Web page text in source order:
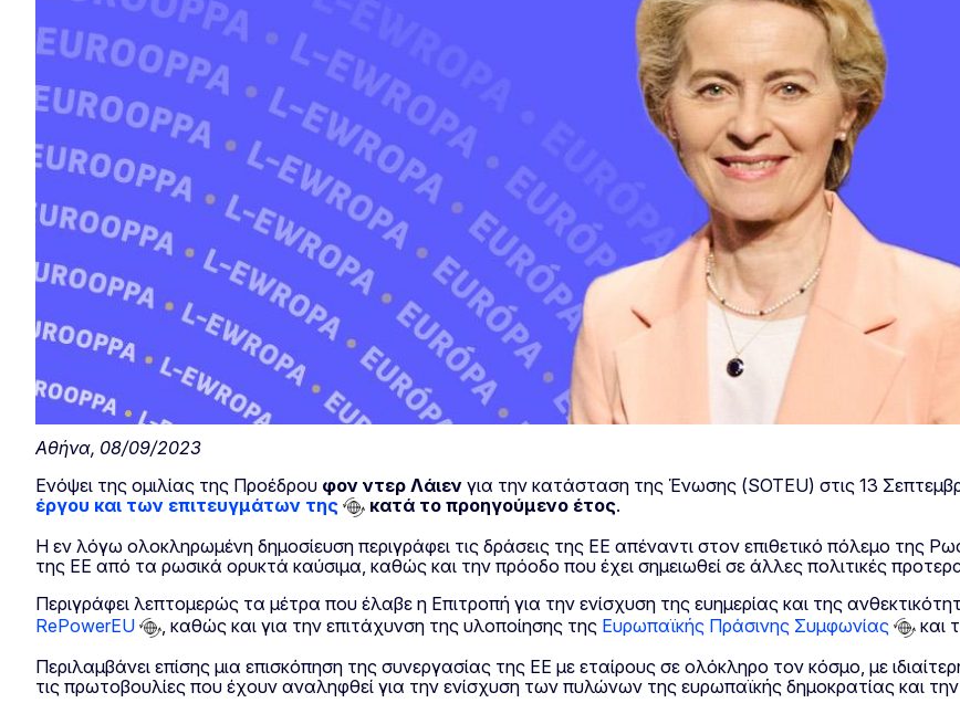
Αθήνα, 08/09/2023
Ενόψει της ομιλίας της Προέδρου φον ντερ Λάιεν για την κατάσταση της Ένωσης (SOTEU) στις 13
έργου και των επιτευγμάτων της
κατά το προηγούμενο έτος.
Η εν λόγω ολοκληρωμένη δημοσίευση περιγράφει τις δράσεις της ΕΕ απέναντι στον επιθετικό πόλεμο της
της ΕΕ από τα ρωσικά ορυκτά καύσιμα, καθώς και την πρόοδο που έχει σημειωθεί σε άλλες πολιτικές
Περιγράφει λεπτομερώς τα μέτρα που έλαβε η Επιτροπή για την ενίσχυση της ευημερίας και της
RePowerEU
, καθώς και για την επιτάχυνση της υλοποίησης της Ευρωπαϊκής Πράσινης Συμφωνίας και
Περιλαμβάνει επίσης μια επισκόπηση της συνεργασίας της ΕΕ με εταίρους σε ολόκληρο τον κόσμο, με
τις πρωτοβουλίες που έχουν αναληφθεί για την ενίσχυση των πυλώνων της ευρωπαϊκής δημοκρατίας και